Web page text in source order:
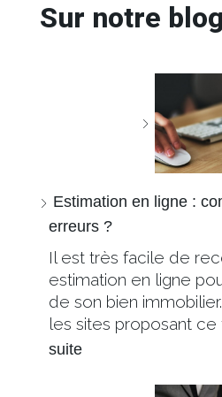
Sur notre
Estimation en ligne :
erreurs ?
Il est très facile de
estimation en ligne
de son bien
les sites proposant
suite